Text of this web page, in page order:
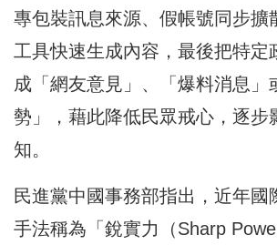
專包裝訊息來源、假帳號同步擴
工具快速生成內容，最後把特定
成「網友意見」、「爆料消息」
勢」，藉此降低民眾戒心，逐步
知。
民進黨中國事務部指出，近年國
手法稱為「銳實力（Sharp